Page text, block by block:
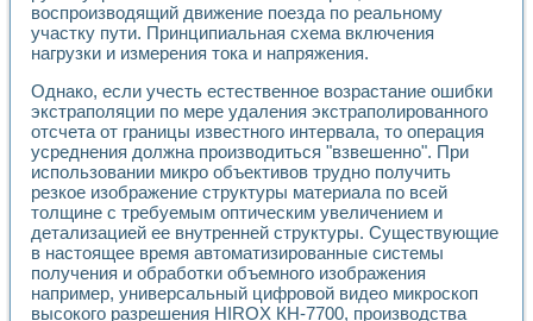
Применение средств NATIONAL INSTRUMENTS для
Разработка автоматизированного стенда для
Автоматизированный стенд рентгеновской диагностики
Высокочувствительные оптоэлектронные
Установка для измерения диэлектрических свойств
Исследование кинетики зарождения и развития
Лабораторный электрический импедансный томограф на
Микрозондовая система для характеризации
Метод траекторий в исследовании
Промышленная автоматизация
Автоматизация технологических процессов получения
Использование систем технического зрения для контроля
Исследование электромагнитных переходных процессов
Применение LabVIEW при разработке обучающих
воспроизводящий движение поезда по реальному
участку пути. Принципиальная схема включения
нагрузки и измерения тока и напряжения.
Однако, если учесть естественное возрастание ошибки
экстраполяции по мере удаления экстраполированного
отсчета от границы известного интервала, то операция
усреднения должна производиться "взвешенно". При
использовании микро объективов трудно получить
резкое изображение структуры материала по всей
толщине с требуемым оптическим увеличением и
детализацией ее внутренней структуры. Существующие
в настоящее время автоматизированные системы
получения и обработки объемного изображения
например, универсальный цифровой видео микроскоп
высокого разрешения HIROX КН-7700, производства